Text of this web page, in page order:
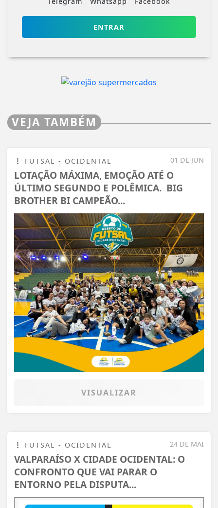
ENTRAR
VEJA TAMBÉM
01 DE JUN
FUTSAL - OCIDENTAL
LOTAÇÃO MÁXIMA, EMOÇÃO ATÉ O
ÚLTIMO SEGUNDO E POLÊMICA. BIG
BROTHER BI CAMPEÃO...
VISUALIZAR
24 DE MAI
FUTSAL - OCIDENTAL
VALPARAÍSO X CIDADE OCIDENTAL: O
CONFRONTO QUE VAI PARAR O
ENTORNO PELA DISPUTA...